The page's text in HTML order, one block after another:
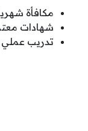
مكافأة شهرية
شهادات
تدريب عملي